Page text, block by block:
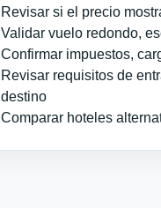
Revisar si el precio
Validar vuelo redondo,
Confirmar impuestos,
Revisar requisitos de
destino
Comparar hoteles